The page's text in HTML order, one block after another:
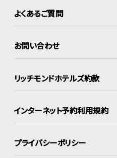
よくあるご質問
お問い合わせ
リッチモンドホテルズ約款
インターネット予約利用規約
プライバシーポリシー